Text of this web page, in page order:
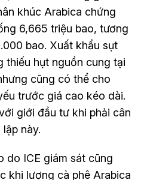
khúc Arabica chứng
6,665 triệu bao, tương
bao. Xuất khẩu sụt
thiếu hụt nguồn cung tại
cũng có thể cho
trước giá cao kéo dài.
giới đầu tư khi phải cân
này.
do ICE giám sát cũng
khi lượng cà phê Arabica